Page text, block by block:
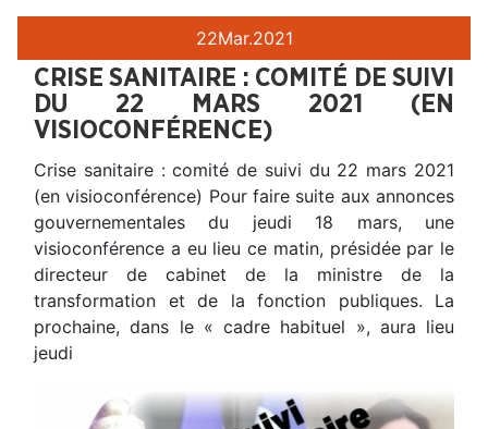
22Mar.2021
CRISE SANITAIRE : COMITÉ DE SUIVI
DU 22 MARS 2021 (EN
VISIOCONFÉRENCE)
Crise sanitaire : comité de suivi du 22 mars 2021
(en visioconférence) Pour faire suite aux annonces
gouvernementales du jeudi 18 mars, une
visioconférence a eu lieu ce matin, présidée par le
directeur de cabinet de la ministre de la
transformation et de la fonction publiques. La
prochaine, dans le « cadre habituel », aura lieu
jeudi